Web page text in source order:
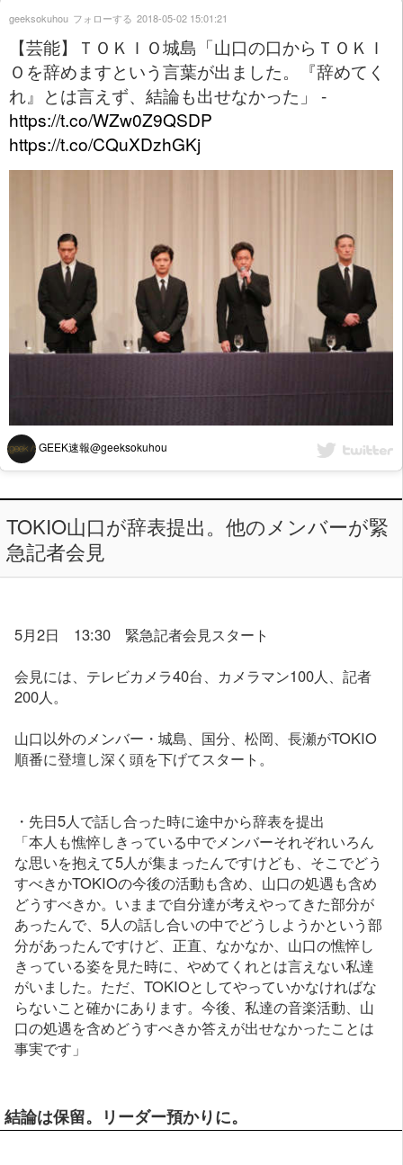
【芸能】ＴＯＫＩＯ城島「山口の口からＴＯＫＩ
Ｏを辞めますという言葉が出ました。『辞めてく
れ』とは言えず、結論も出せなかった」 -
https://t.co/WZw0Z9QSDP
https://t.co/CQuXDzhGKj
GEEK速報@geeksokuhou
geeksokuhou フォローする 2018-05-02 15:01:21
TOKIO山口が辞表提出。他のメンバーが緊
急記者会見
5月2日 13:30 緊急記者会見スタート
会見には、テレビカメラ40台、カメラマン100人、記者
200人。
山口以外のメンバー・城島、国分、松岡、長瀬がTOKIO
順番に登壇し深く頭を下げてスタート。
・先日5人で話し合った時に途中から辞表を提出
「本人も憔悴しきっている中でメンバーそれぞれいろん
な思いを抱えて5人が集まったんですけども、そこでどう
すべきかTOKIOの今後の活動も含め、山口の処遇も含め
どうすべきか。いままで自分達が考えやってきた部分が
あったんで、5人の話し合いの中でどうしようかという部
分があったんですけど、正直、なかなか、山口の憔悴し
きっている姿を見た時に、やめてくれとは言えない私達
がいました。ただ、TOKIOとしてやっていかなければな
らないこと確かにあります。今後、私達の音楽活動、山
口の処遇を含めどうすべきか答えが出せなかったことは
事実です」
結論は保留。リーダー預かりに。